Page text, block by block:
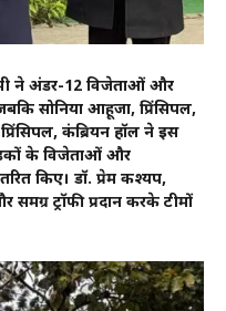
ने अंडर-12 विजेताओं और
सोनिया आहूजा, प्रिंसिपल,
कंब्रियन हॉल ने इस
के विजेताओं और
किए। डॉ. प्रेम कश्यप,
समग्र ट्रॉफी प्रदान करके टीमों